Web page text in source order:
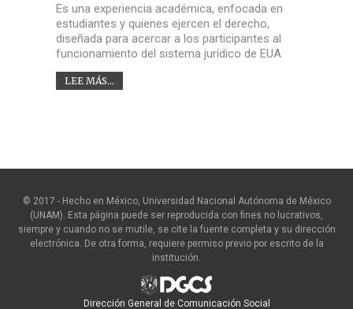
Es una experiencia académica, enfocada en
estudiantes y quienes ejercen el derecho,
diseñada para acercar a los participantes al
funcionamiento del sistema jurídico de EUA
LEE MÁS...
© 2017 - Hecho en México, Universidad Nacional Autónoma de México
(UNAM). Esta página puede ser reproducida con fines no lucrativos,
siempre y cuando no se mutile, se cite la fuente completa y su dirección
electrónica. De otra forma, requiere permiso previo por escrito de la
institución.
Dirección General de Comunicación Social